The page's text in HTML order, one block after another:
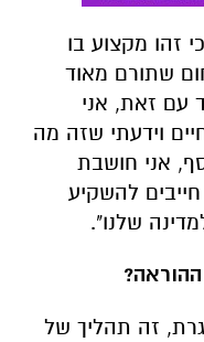
זהו מקצוע בו
שתורם מאוד
עם זאת, אני
וידעתי שזה מה
אני חושבת
להשקיע
שלנו".
זה תהליך של